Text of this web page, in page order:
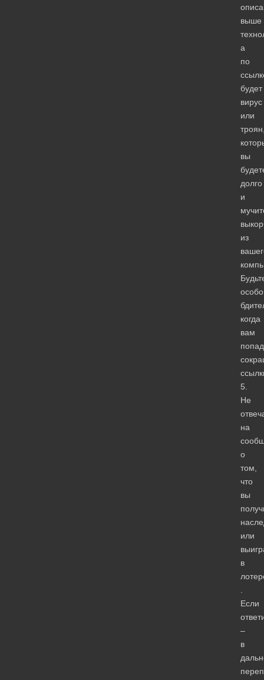
выше
а
по
будет
вирус
или
вы
долго
и
из
особо
когда
вам
5.
Не
на
о
том,
что
вы
или
в
Если
–
в